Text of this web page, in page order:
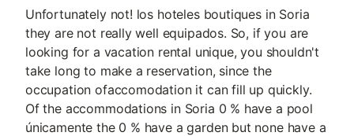
Unfortunately not! los hoteles boutiques in Soria
they are not really well equipados. So, if you are
looking for a vacation rental unique, you shouldn't
take long to make a reservation, since the
occupation ofaccomodation it can fill up quickly.
Of the accommodations in Soria 0 % have a pool
únicamente the 0 % have a garden but none have a